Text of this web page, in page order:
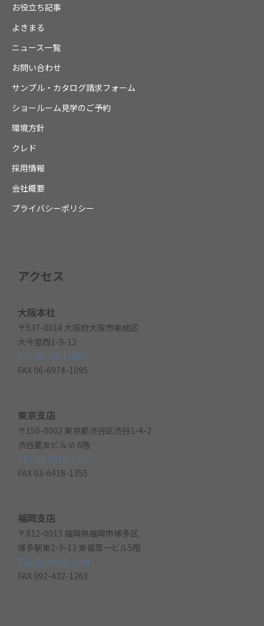
お役立ち記事
よきまる
ニュース一覧
お問い合わせ
サンプル・カタログ請求フォーム
ショールーム見学のご予約
環境方針
クレド
採用情報
会社概要
プライバシーポリシー
アクセス
大阪本社
〒537-0014 大阪府大阪市東成区
大今里西1-9-12
TEL 06-6971-3897
FAX 06-6974-1095
東京支店
〒150-0002 東京都渋谷区渋谷1-4-2
渋谷董友ビルⅥ 6階
TEL 03-6418-1357
FAX 03-6418-1355
福岡支店
〒812-0013 福岡県福岡市博多区
博多駅東2-9-13 東福第一ビル5階
TEL 092-432-1248
FAX 092-432-1263